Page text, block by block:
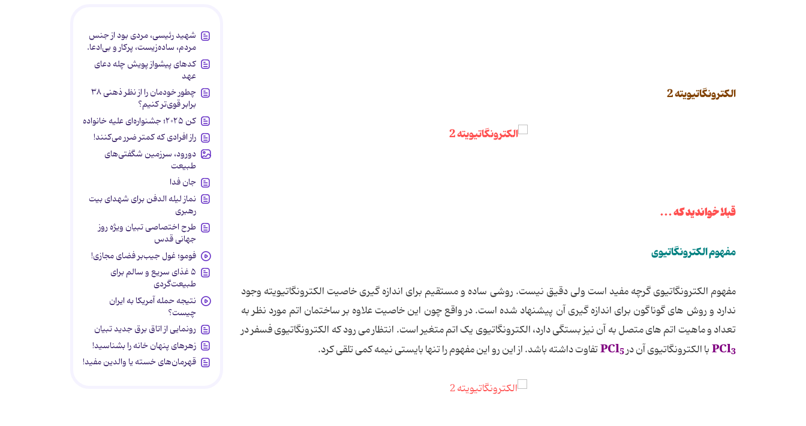
الکترونگاتیویته 2
قبلا خواندید که ...
مفهوم الکترونگاتیوی
مفهوم الکترونگاتیوی گرچه مفید است ولی دقیق نیست. روشی ساده و مستقیم برای اندازه گیری خاصیت الکترونگاتیویته وجود
ندارد و روش های گوناگون برای اندازه گیری آن پیشنهاد شده است. در واقع چون این خاصیت علاوه بر ساختمان اتم مورد نظر به
تعداد و ماهیت اتم های متصل به آن نیز بستگی دارد، الکترونگاتیوی یک اتم متغیر است. انتظار می رود که الکترونگاتیوی فسفر در
PCl3 با الکترونگاتیوی آن در PCl5 تفاوت داشته باشد. از این رو این مفهوم را تنها بایستی نیمه کمی تلقی کرد.
شهید رئیسی، مردی بود از جنس
مردم، ساده‌زیست، پرکار و بی‌ادعا.
کدهای پیشواز پویش چله دعای
عهد
چطور خودمان را از نظر ذهنی ۳۸
برابر قوی‌تر کنیم؟
کن ۲۰۲۵؛ جشنواره‌ای علیه خانواده
راز افرادی که کمتر ضرر می‌کنند!
دورود، سرزمین شگفتی‌های
طبیعت
جان فدا
نماز لیله الدفن برای شهدای بیت
رهبری
طرح اختصاصی تبیان ویژه روز
جهانی قدس
فومو؛ غول جیب‌بر فضای مجازی!
۵ غذای سریع و سالم برای
طبیعت‌گردی
نتیجه حمله آمریکا به ایران
چیست؟
رونمایی از اتاق برق جدید تبیان
زهرهای پنهان خانه را بشناسید!
قهرمان‌های خسته یا والدین مفید!